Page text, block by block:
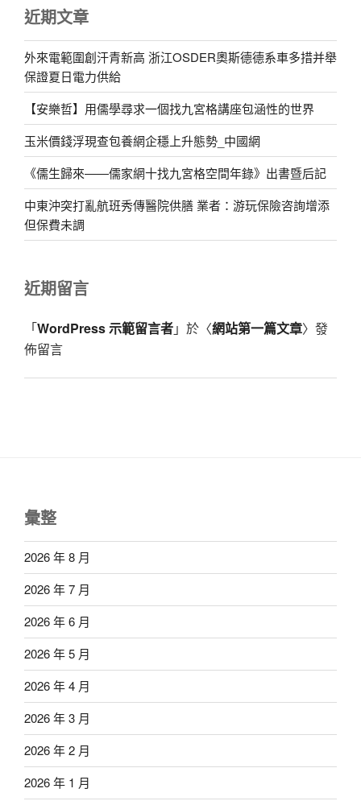
近期文章
外來電範圍創汗青新高 浙江OSDER奧斯德德系車多措并舉
保證夏日電力供給
【安樂哲】用儒學尋求一個找九宮格講座包涵性的世界
玉米價錢浮現查包養網企穩上升態勢_中國網
《儒生歸來——儒家網十找九宮格空間年錄》出書暨后記
中東沖突打亂航班秀傳醫院供膳 業者：游玩保險咨詢增添
但保費未調
近期留言
「WordPress 示範留言者」於〈網站第一篇文章〉發
佈留言
彙整
2026 年 8 月
2026 年 7 月
2026 年 6 月
2026 年 5 月
2026 年 4 月
2026 年 3 月
2026 年 2 月
2026 年 1 月